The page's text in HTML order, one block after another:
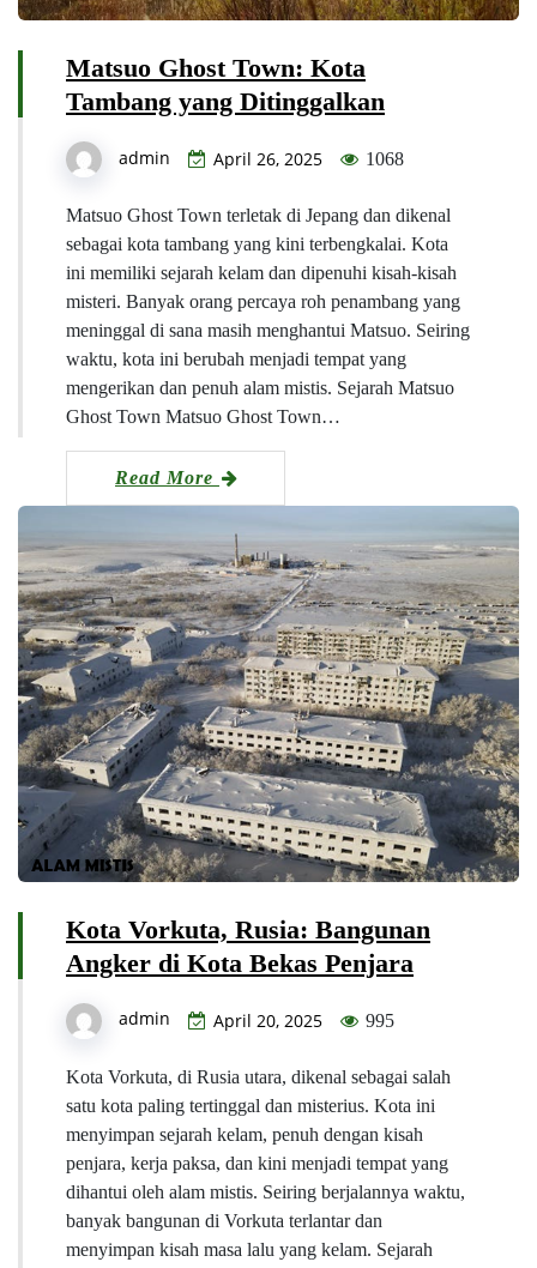
Matsuo Ghost Town: Kota
Tambang yang Ditinggalkan
admin April 26, 2025 1068
Matsuo Ghost Town terletak di Jepang dan dikenal
sebagai kota tambang yang kini terbengkalai. Kota
ini memiliki sejarah kelam dan dipenuhi kisah-kisah
misteri. Banyak orang percaya roh penambang yang
meninggal di sana masih menghantui Matsuo. Seiring
waktu, kota ini berubah menjadi tempat yang
mengerikan dan penuh alam mistis. Sejarah Matsuo
Ghost Town Matsuo Ghost Town…
Read More
Kota Vorkuta, Rusia: Bangunan
Angker di Kota Bekas Penjara
admin April 20, 2025 995
Kota Vorkuta, di Rusia utara, dikenal sebagai salah
satu kota paling tertinggal dan misterius. Kota ini
menyimpan sejarah kelam, penuh dengan kisah
penjara, kerja paksa, dan kini menjadi tempat yang
dihantui oleh alam mistis. Seiring berjalannya waktu,
banyak bangunan di Vorkuta terlantar dan
menyimpan kisah masa lalu yang kelam. Sejarah